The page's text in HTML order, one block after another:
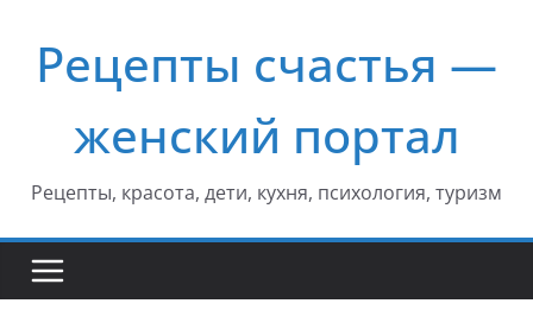
содержимому
Рецепты счастья —
женский портал
Рецепты, красота, дети, кухня, психология, туризм